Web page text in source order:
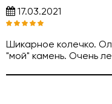
17.03.2021
Шикарное колечко.
"мой" камень. Очень